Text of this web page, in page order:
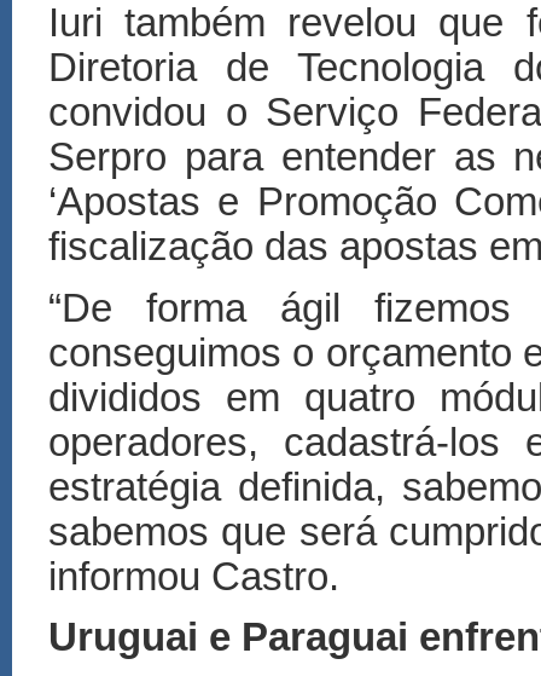
Iuri também revelou que
Diretoria de Tecnologia
convidou o Serviço
Serpro para entender as
‘Apostas e Promoção
fiscalização das apostas
“De forma ágil fizemos
conseguimos o orçamento
divididos em quatro mó
operadores, cadastrá-los
estratégia definida,
sabemos que será
informou Castro.
Uruguai e Paraguai